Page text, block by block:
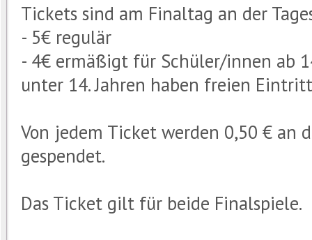
Tickets sind am Finaltag an der
- 5€ regulär
- 4€ ermäßigt für Schüler/innen ab
unter 14. Jahren haben freien
Von jedem Ticket werden 0,50 € an
gespendet.
Das Ticket gilt für beide Finalspiele.